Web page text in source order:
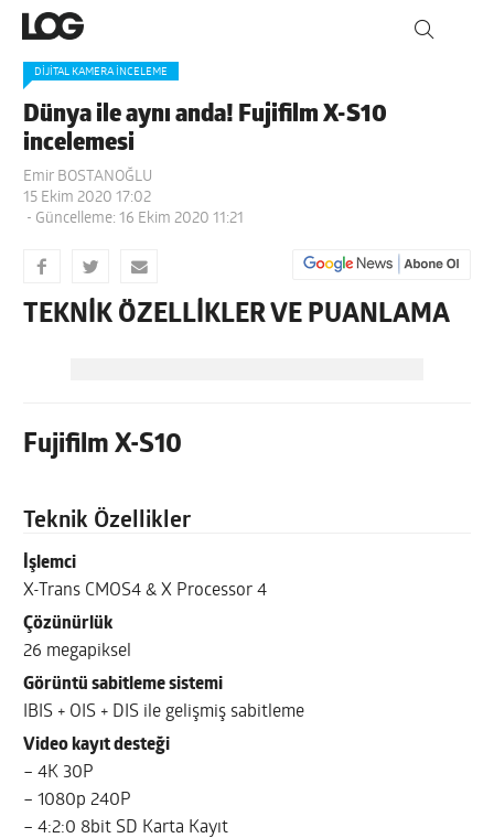
DIJITAL KAMERA İNCELEME
Dünya ile aynı anda! Fujifilm X-S10
incelemesi
Emir BOSTANOĞLU
15 Ekim 2020 17:02
- Güncelleme: 16 Ekim 2020 11:21
TEKNİK ÖZELLİKLER VE PUANLAMA
Fujifilm X-S10
Teknik Özellikler
İşlemci
X-Trans CMOS4 & X Processor 4
Çözünürlük
26 megapiksel
Görüntü sabitleme sistemi
IBIS + OIS + DIS ile gelişmiş sabitleme
Video kayıt desteği
– 4K 30P
– 1080p 240P
– 4:2:0 8bit SD Karta Kayıt